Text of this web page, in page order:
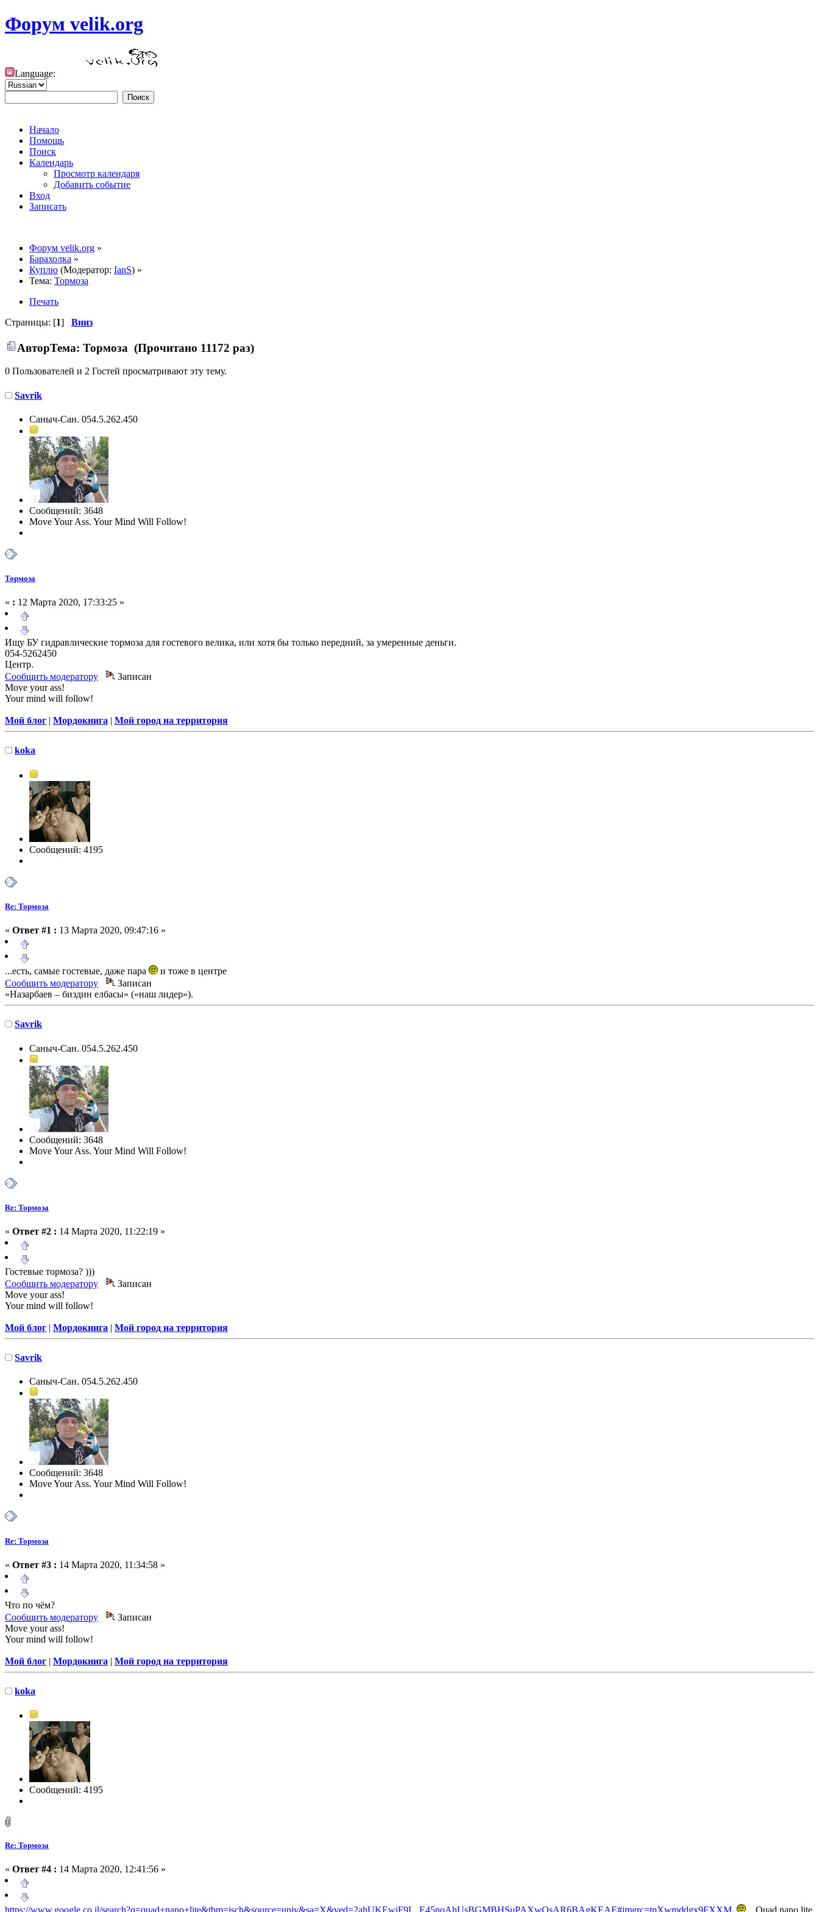
Форум velik.org
Language:
Начало
Помощь
Поиск
Календарь
Просмотр календаря
Добавить событие
Вход
Записать
Форум velik.org »
Барахолка »
Куплю (Модератор: IanS) »
Тема: Тормоза
Печать
Страницы: [1] Вниз
АвторТема: Тормоза (Прочитано 11172 раз)
0 Пользователей и 2 Гостей просматривают эту тему.
Savrik
Саныч-Сан. 054.5.262.450
Сообщений: 3648
Move Your Ass. Your Mind Will Follow!
Тормоза
« : 12 Марта 2020, 17:33:25 »
Ищу БУ гидравлические тормоза для гостевого велика, или хотя бы только передний, за умеренные деньги.
054-5262450
Центр.
Сообщить модератору
Записан
Move your ass!
Your mind will follow!
Мой блог | Мордокнига | Мой город на территория
koka
Сообщений: 4195
Re: Тормоза
« Ответ #1 : 13 Марта 2020, 09:47:16 »
...есть, самые гостевые, даже пара
и тоже в центре
Сообщить модератору
Записан
«Назарбаев – биздин елбасы» («наш лидер»).
Savrik
Саныч-Сан. 054.5.262.450
Сообщений: 3648
Move Your Ass. Your Mind Will Follow!
Re: Тормоза
« Ответ #2 : 14 Марта 2020, 11:22:19 »
Гостевые тормоза? )))
Сообщить модератору
Записан
Move your ass!
Your mind will follow!
Мой блог | Мордокнига | Мой город на территория
Savrik
Саныч-Сан. 054.5.262.450
Сообщений: 3648
Move Your Ass. Your Mind Will Follow!
Re: Тормоза
« Ответ #3 : 14 Марта 2020, 11:34:58 »
Что по чём?
Сообщить модератору
Записан
Move your ass!
Your mind will follow!
Мой блог | Мордокнига | Мой город на территория
koka
Сообщений: 4195
Re: Тормоза
« Ответ #4 : 14 Марта 2020, 12:41:56 »
https://www.google.co.il/search?q=quad+nano+lite&tbm=isch&source=univ&sa=X&ved=2ahUKEwjF9L_E45noAhUsBGMBHSuPAXwQsAR6BAgKEAE#imgrc=tnXwmddgx9FXXM Quad nano lite